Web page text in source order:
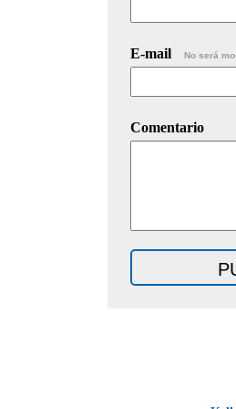
E-mail No será
Comentario